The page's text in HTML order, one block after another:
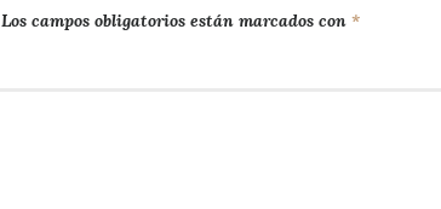
Los campos obligatorios están marcados con *